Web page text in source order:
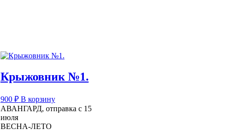
Крыжовник №1.
900 ₽ В корзину
АВАНГАРД, отправка с 15
июля
ВЕСНА-ЛЕТО